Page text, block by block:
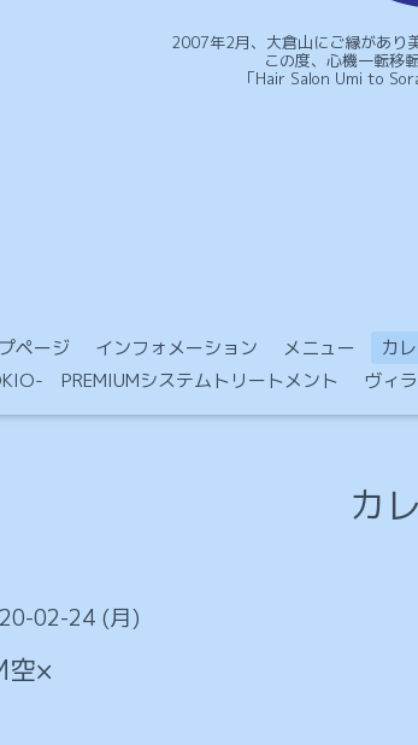
2007年2月、大倉山にご縁があり
この度、心機一転移
「Hair Salon Umi to
ページ インフォメーション メニュー カ
PREMIUMシステムトリートメント
ヴィ
カ
02-24 (月)
×